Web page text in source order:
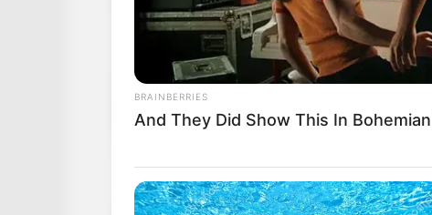
BRAINBERRIES
And They Did Show This In